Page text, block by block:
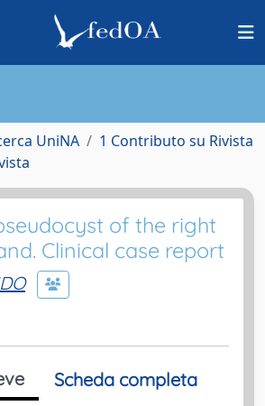
UniNA
1 Contributo su Rivista
of the right
Clinical case report
Scheda completa